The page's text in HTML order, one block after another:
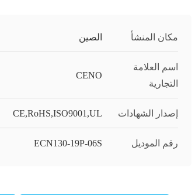
مكان المنشأ الصين
اسم العلامة
التجارية
CENO
إصدار الشهادات CE,RoHS,ISO9001,UL
رقم الموديل ECN130-19P-06S